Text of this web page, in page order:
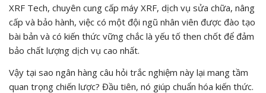
XRF Tech, chuyên cung cấp máy XRF, dịch vụ sửa chữa, nâng
cấp và bảo hành, việc có một đội ngũ nhân viên được đào tạo
bài bản và có kiến thức vững chắc là yếu tố then chốt để đảm
bảo chất lượng dịch vụ cao nhất.
Vậy tại sao ngân hàng câu hỏi trắc nghiệm này lại mang tầm
quan trọng chiến lược? Đầu tiên, nó giúp chuẩn hóa kiến thức.